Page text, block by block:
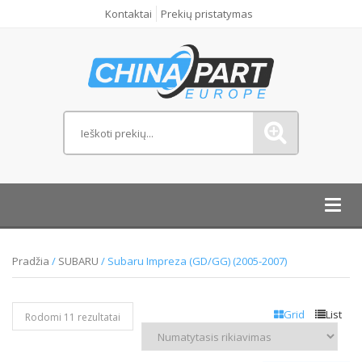
Kontaktai Prekių pristatymas
Pradžia / SUBARU / Subaru Impreza (GD/GG) (2005-2007)
Grid List
Rodomi 11 rezultatai